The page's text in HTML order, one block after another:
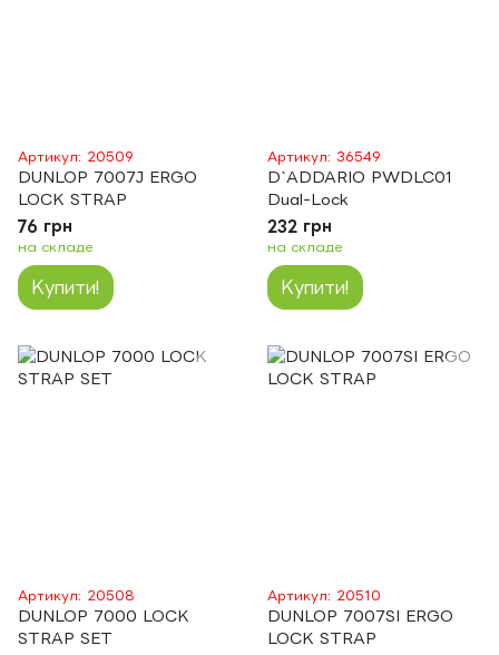
Артикул: 20509
DUNLOP 7007J ERGO
LOCK STRAP
76 грн
на складе
Купити!
Артикул: 36549
D`ADDARIO PWDLC01
Dual-Lock
232 грн
на складе
Купити!
Артикул: 20508
DUNLOP 7000 LOCK
STRAP SET
Артикул: 20510
DUNLOP 7007SI ERGO
LOCK STRAP